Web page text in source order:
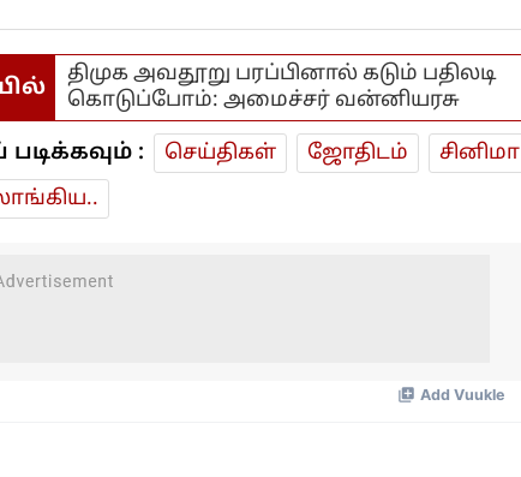
திமுக அவதூறு பரப்பினால் கடும் பதிலடி
கொடுப்போம்: அமைச்சர் வன்னியரசு
: செய்திகள் ஜோ‌திட‌ம்
சினிமா